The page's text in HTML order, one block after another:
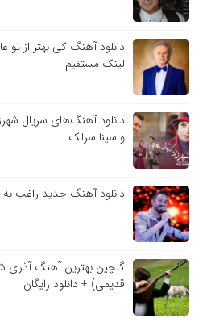
دانلود آهنگ کی بهتر از تو
لینک مستقیم
دانلود آهنگ‌های سریال
و سینا سرلک
دانلود آهنگ جدید راغب
گلچین بهترین آهنگ آذری
قدیمی) + دانلود رایگان